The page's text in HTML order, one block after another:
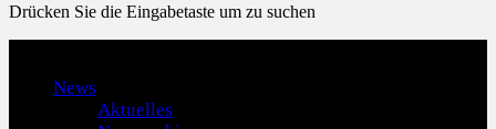
Drücken Sie die Eingabetaste um zu suchen
News
Aktuelles